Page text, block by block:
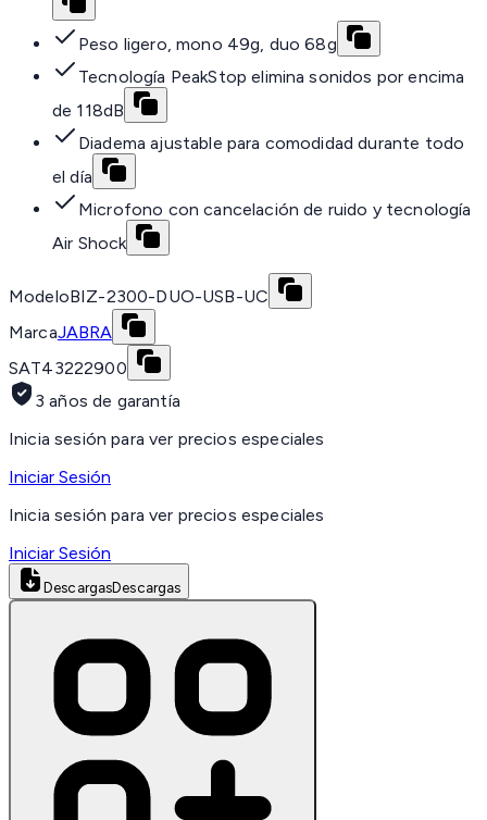
Peso ligero, mono 49g, duo 68g
Tecnología PeakStop elimina sonidos por encima
de 118dB
Diadema ajustable para comodidad durante todo
el día
Microfono con cancelación de ruido y tecnología
Air Shock
ModeloBIZ-2300-DUO-USB-UC
MarcaJABRA
SAT43222900
3 años de garantía
Inicia sesión para ver precios especiales
Iniciar Sesión
Inicia sesión para ver precios especiales
Iniciar Sesión
DescargasDescargas